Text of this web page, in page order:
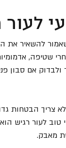
להשאיר את
שטיפה,
ולבדוק אם סבון
הבטחות
טוב לעור
מאבק.